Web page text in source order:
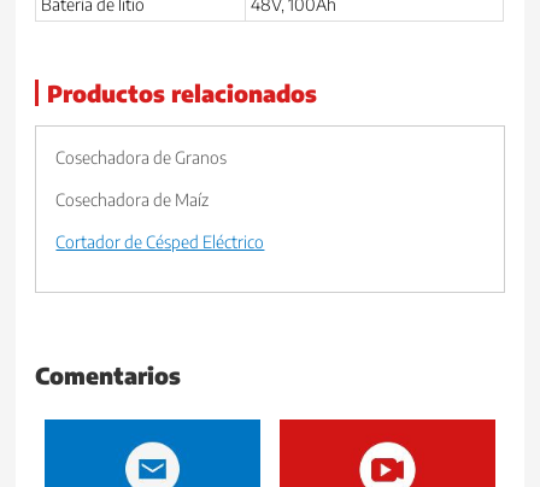
Batería de litio 48V, 100Ah
Productos relacionados
Cosechadora de Granos
Cosechadora de Maíz
Cortador de Césped Eléctrico
Comentarios